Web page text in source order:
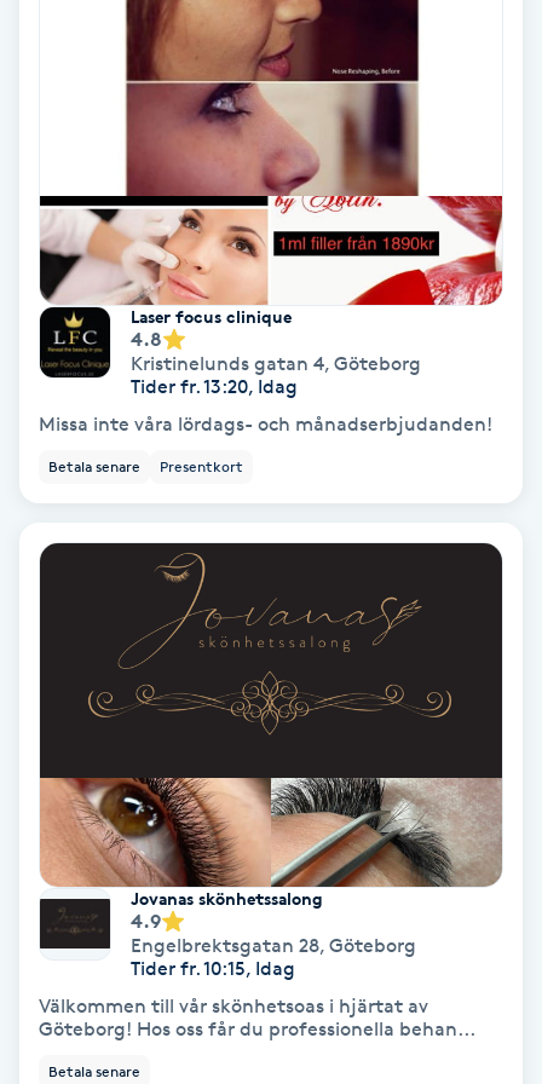
Eyeliner-tatuering
Faceliftmassage
Fet hårbotten
Fettreducering
Fillers
Fransar
Fransborttagning
Fransfärgning
Fransförlängning
Laser focus clinique
4.8
Kristinelunds gatan 4, Göteborg
Tider fr. 13:20, Idag
Missa inte våra lördags- och månadserbjudanden!
Betala senare Presentkort
Jovanas skönhetssalong
4.9
Engelbrektsgatan 28, Göteborg
Tider fr. 10:15, Idag
Välkommen till vår skönhetsoas i hjärtat av
Göteborg! Hos oss får du professionella behan...
Betala senare